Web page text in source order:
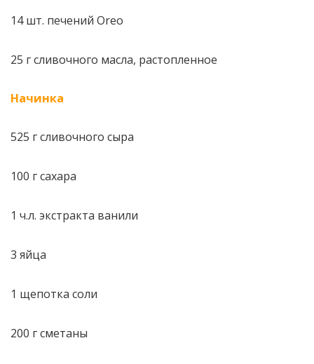
14 шт. печений Oreo
25 г сливочного масла, растопленное
Начинка
525 г сливочного сыра
100 г сахара
1 ч.л. экстракта ванили
3 яйца
1 щепотка соли
200 г сметаны